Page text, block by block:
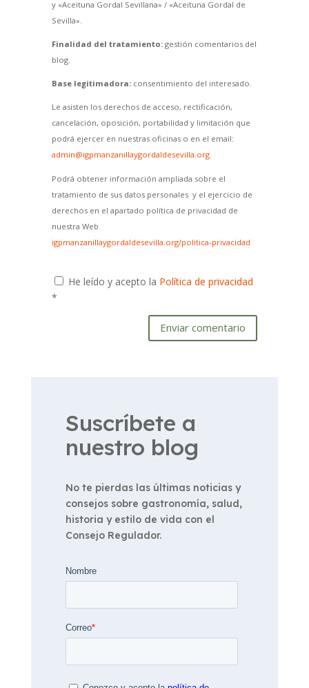
y «Aceituna Gordal Sevillana» / «Aceituna Gordal de
Sevilla».
Finalidad del tratamiento:gestión comentarios del
blog.
Base legitimadora:consentimiento del interesado.
Le asisten los derechos de acceso, rectificación,
cancelación, oposición, portabilidad y limitación que
podrá ejercer en nuestras oficinas o en el email:
admin@igpmanzanillaygordaldesevilla.org
Podrá obtener información ampliada sobre el
tratamiento de sus datos personales y el ejercicio de
derechos en el apartado política de privacidad de
nuestra Web
igpmanzanillaygordaldesevilla.org/politica-privacidad
He leído y acepto la Política de privacidad
*
Enviar comentario
Suscríbete a
nuestro blog
No te pierdas las últimas noticias y
consejos sobre gastronomía, salud,
historia y estilo de vida con el
Consejo Regulador.